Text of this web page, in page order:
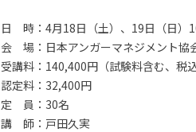
日 時：4月18日（土）、19日（日）
会 場：日本アンガーマネジメント協
受講料：140,400円（試験料含む、税込
認定料：32,400円
定 員：30名
講 師：戸田久実